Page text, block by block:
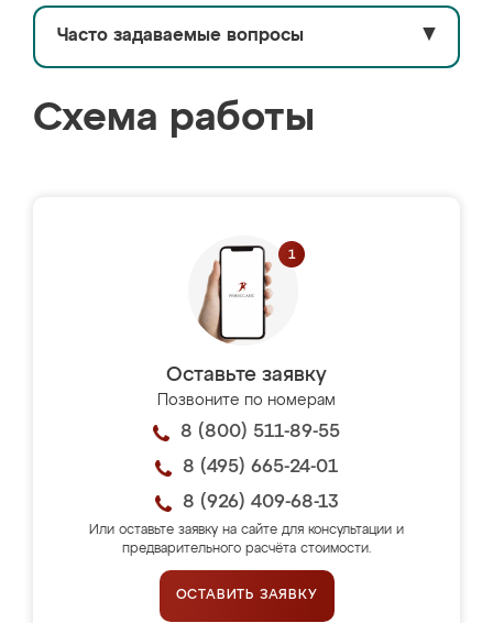
Часто задаваемые вопросы ▼
Схема работы
Оставьте заявку
Позвоните по номерам
8 (800) 511-89-55
8 (495) 665-24-01
8 (926) 409-68-13
Или оставьте заявку на сайте для консультации и
предварительного расчёта стоимости.
ОСТАВИТЬ ЗАЯВКУ